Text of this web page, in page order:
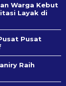
Warga Kebut
Layak di
Pusat
Raih